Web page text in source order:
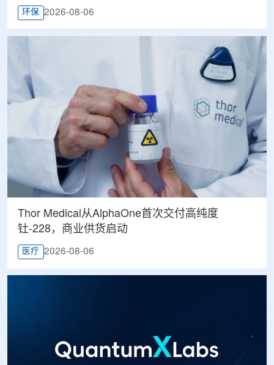
环保 2026-08-06
Thor Medical从AlphaOne首次交付高纯度
钍-228，商业供货启动
医疗 2026-08-06